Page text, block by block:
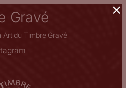
Gravé
du Timbre Gravé
×